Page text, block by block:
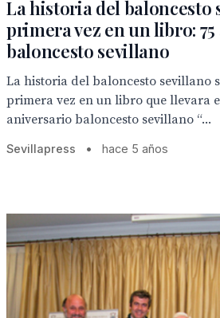
La historia del baloncesto
primera vez en un libro:
baloncesto sevillano
La historia del baloncesto sevillano
primera vez en un libro que llevara
aniversario baloncesto sevillano “...
Sevillapress • hace 5 años